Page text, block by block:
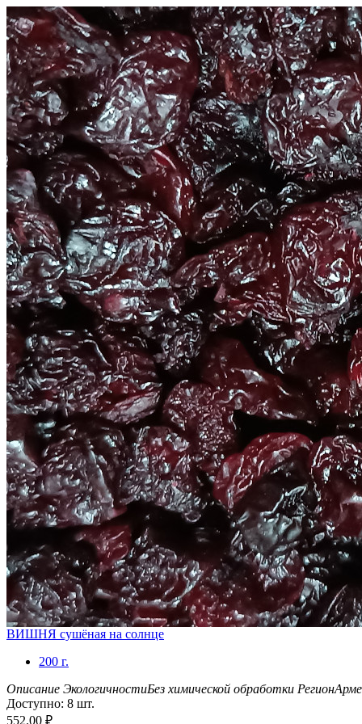
ВИШНЯ сушёная на солнце
200 г.
Описание ЭкологичностиБез химической обработки Регион
Доступно: 8 шт.
552.00 ₽